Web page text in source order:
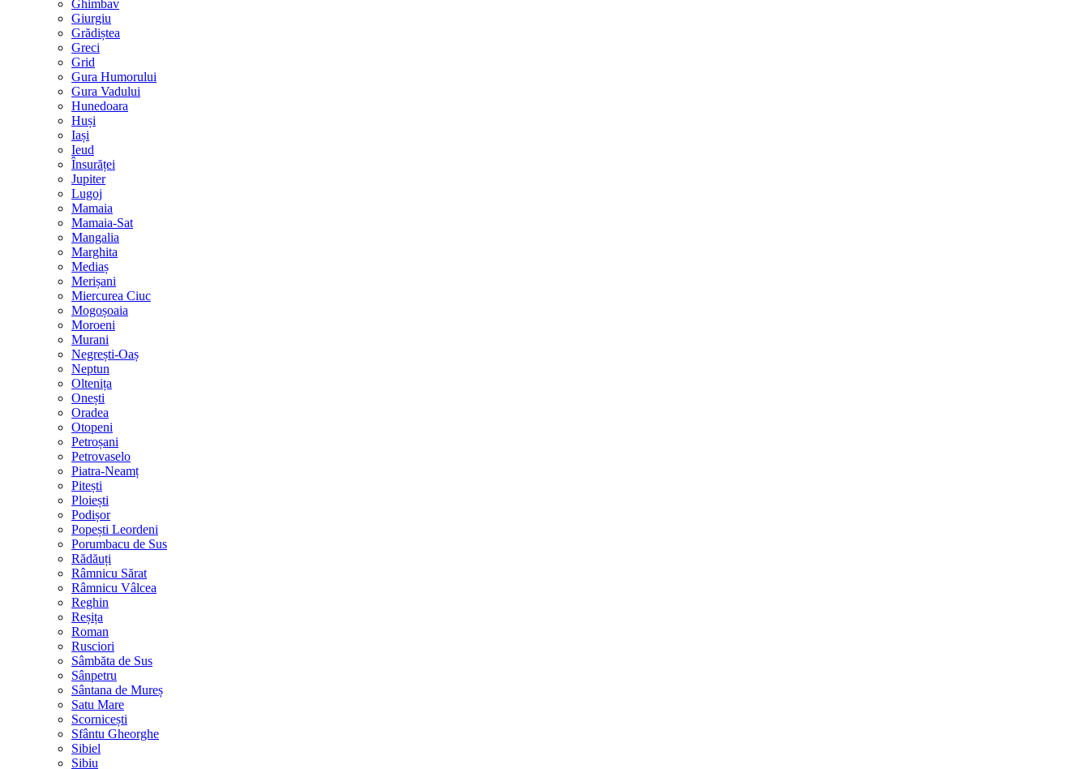
Ghimbav
Giurgiu
Grădiștea
Greci
Grid
Gura Humorului
Gura Vadului
Hunedoara
Huși
Iași
Ieud
Însurăței
Jupiter
Lugoj
Mamaia
Mamaia-Sat
Mangalia
Marghita
Mediaș
Merișani
Miercurea Ciuc
Mogoșoaia
Moroeni
Murani
Negrești-Oaș
Neptun
Oltenița
Onești
Oradea
Otopeni
Petroșani
Petrovaselo
Piatra-Neamț
Pitești
Ploiești
Podișor
Popești Leordeni
Porumbacu de Sus
Rădăuți
Râmnicu Sărat
Râmnicu Vâlcea
Reghin
Reșița
Roman
Rusciori
Sâmbăta de Sus
Sânpetru
Sântana de Mureș
Satu Mare
Scornicești
Sfântu Gheorghe
Sibiel
Sibiu